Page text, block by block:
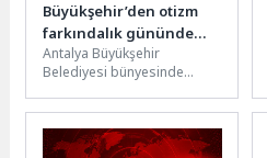
Büyükşehir’den otizm
farkındalık gününde
anlamlı etkinlik
Antalya Büyükşehir
Belediyesi bünyesinde
Büyükşehir Özel Eğitim Okulu
ve Rehabilitasyon Merkezi,
2...